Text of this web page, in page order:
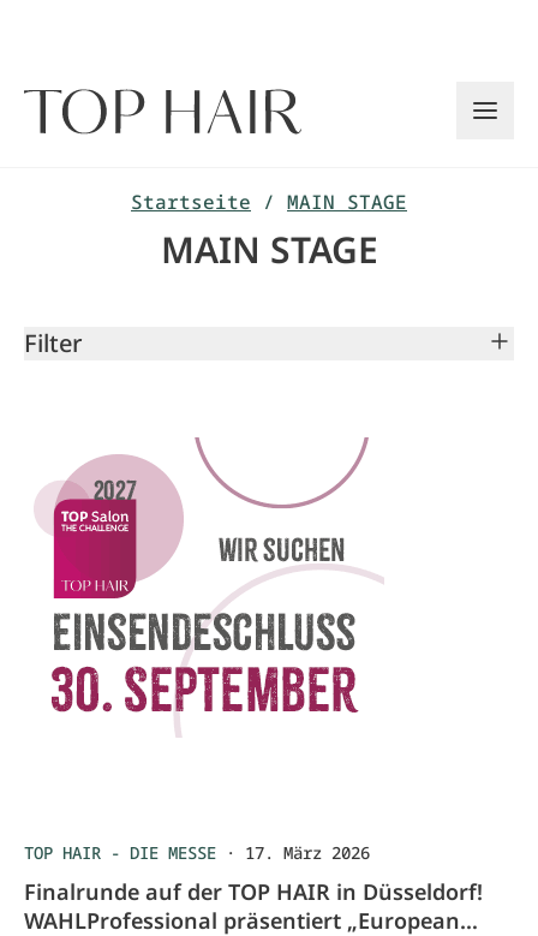
Startseite / MAIN STAGE
MAIN STAGE
TOP HAIR - DIE MESSE · 17. März 2026
Finalrunde auf der TOP HAIR in Düsseldorf!
WAHLProfessional präsentiert „European
Filter